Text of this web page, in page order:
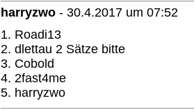
harryzwo - 30.4.2017 um 07:52
1. Roadi13
2. dlettau 2 Sätze bitte
3. Cobold
4. 2fast4me
5. harryzwo